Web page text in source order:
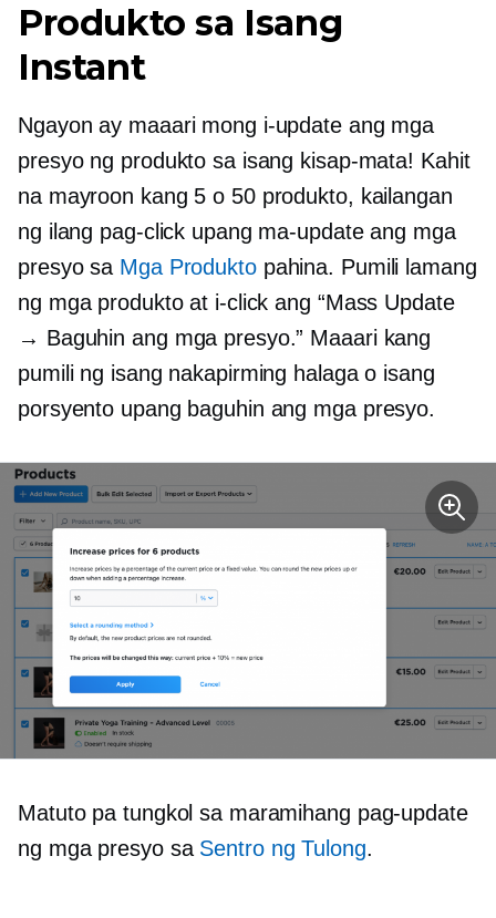
Produkto sa Isang
Instant
Ngayon ay maaari mong i-update ang mga
presyo ng produkto sa isang kisap-mata! Kahit
na mayroon kang 5 o 50 produkto, kailangan
ng ilang pag-click upang ma-update ang mga
presyo sa Mga Produktopahina. Pumili lamang
ng mga produkto at i-click ang “Mass Update
→ Baguhin ang mga presyo.” Maaari kang
pumili ng isang nakapirming halaga o isang
porsyento upang baguhin ang mga presyo.
Matuto pa tungkol sa maramihang pag-update
ng mga presyo sa Sentro ng Tulong.